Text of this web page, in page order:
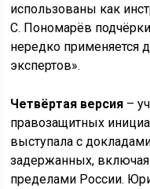
использованы как
С. Пономарёв
нередко применяется
экспертов».
Четвёртая версия –
правозащитных
выступала с
задержанных,
пределами России.